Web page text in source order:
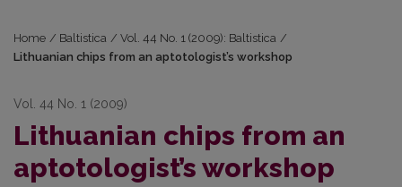
Home / Baltistica / Vol. 44 No. 1 (2009): Baltistica /
Lithuanian chips from an aptotologist’s workshop
Vol. 44 No. 1 (2009)
Lithuanian chips from an
aptotologist’s workshop